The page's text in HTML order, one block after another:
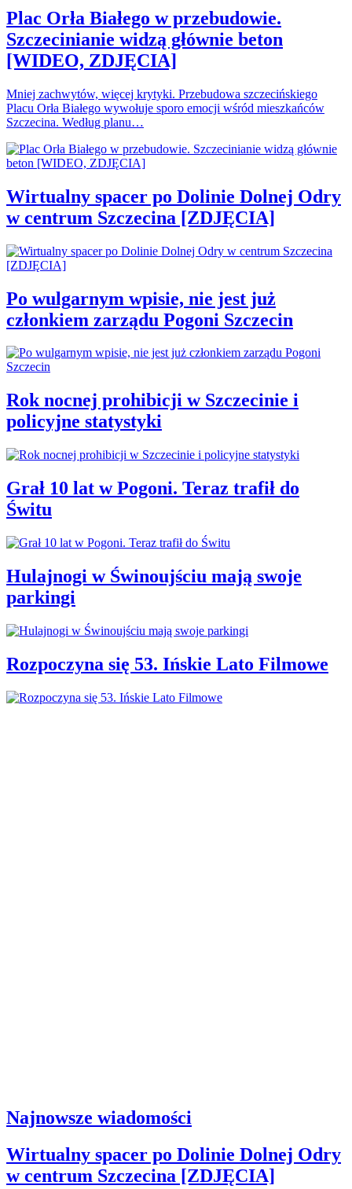
Plac Orła Białego w przebudowie.
Szczecinianie widzą głównie beton
[WIDEO, ZDJĘCIA]
Mniej zachwytów, więcej krytyki. Przebudowa szczecińskiego
Placu Orła Białego wywołuje sporo emocji wśród mieszkańców
Szczecina. Według planu…
Wirtualny spacer po Dolinie Dolnej Odry
w centrum Szczecina [ZDJĘCIA]
Po wulgarnym wpisie, nie jest już
członkiem zarządu Pogoni Szczecin
Rok nocnej prohibicji w Szczecinie i
policyjne statystyki
Grał 10 lat w Pogoni. Teraz trafił do
Świtu
Hulajnogi w Świnoujściu mają swoje
parkingi
Rozpoczyna się 53. Ińskie Lato Filmowe
Najnowsze wiadomości
Wirtualny spacer po Dolinie Dolnej Odry
w centrum Szczecina [ZDJĘCIA]